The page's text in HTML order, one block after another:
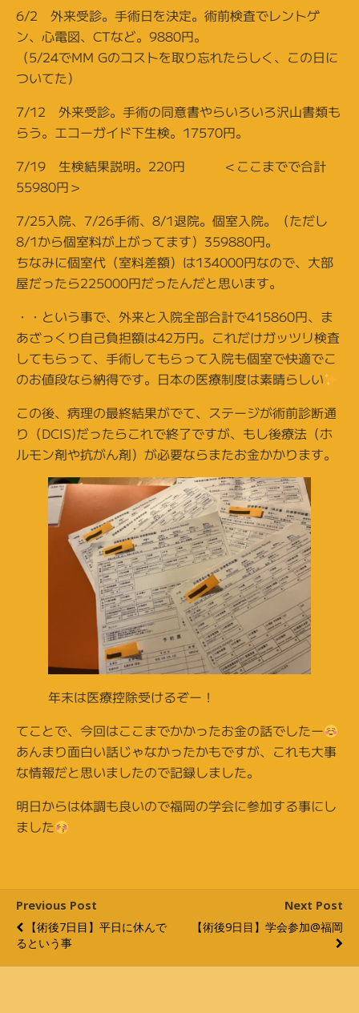
6/2 外来受診。手術日を決定。術前検査でレントゲ
ン、心電図、CTなど。9880円。
（5/24でMM Gのコストを取り忘れたらしく、この日に
ついてた）
7/12 外来受診。手術の同意書やらいろいろ沢山書類も
らう。エコーガイド下生検。17570円。
7/19 生検結果説明。220円 ＜ここまでで合計
55980円＞
7/25入院、7/26手術、8/1退院。個室入院。（ただし
8/1から個室料が上がってます）359880円。
ちなみに個室代（室料差額）は134000円なので、大部
屋だったら225000円だったんだと思います。
・・という事で、外来と入院全部合計で415860円、ま
あざっくり自己負担額は42万円。これだけガッツリ検査
してもらって、手術してもらって入院も個室で快適でこ
のお値段なら納得です。日本の医療制度は素晴らしい
この後、病理の最終結果がでて、ステージが術前診断通
り（DCIS)だったらこれで終了ですが、もし後療法（ホ
ルモン剤や抗がん剤）が必要ならまたお金かかります。
年末は医療控除受けるぞー！
てことで、今回はここまでかかったお金の話でしたー
あんまり面白い話じゃなかったかもですが、これも大事
な情報だと思いましたので記録しました。
明日からは体調も良いので福岡の学会に参加する事にし
ました
Previous Post
【術後7日目】平日に休んで
るという事
Next Post
【術後9日目】学会参加@福岡